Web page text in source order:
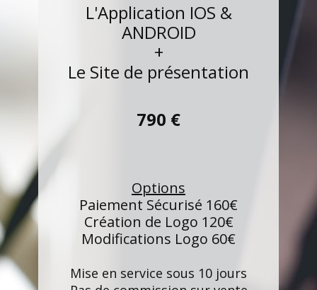
L'Application IOS &
ANDROID
+
Le Site de présentation
790 €
Options
Paiement Sécurisé 160€
Création de Logo 120€
Modifications Logo 60€
Mise en service sous 10 jours